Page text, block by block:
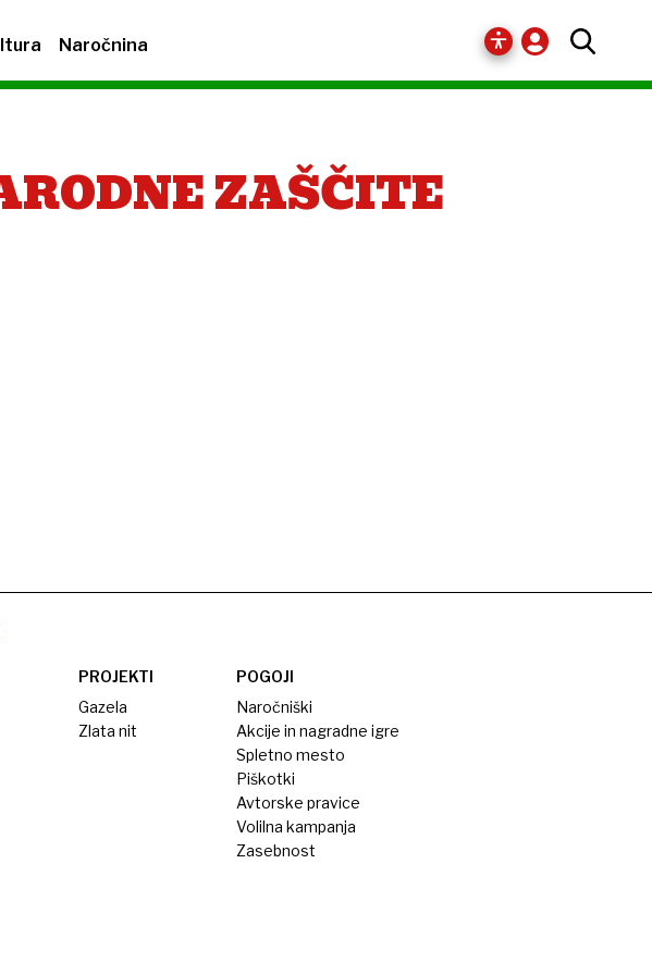
Naročnina
ZAŠČITE
PROJEKTI
Gazela
Zlata nit
POGOJI
Naročniški
Akcije in nagradne igre
Spletno mesto
Piškotki
Avtorske pravice
Volilna kampanja
Zasebnost